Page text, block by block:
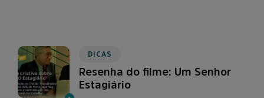
DICAS
Resenha do filme: Um Senhor
Estagiário